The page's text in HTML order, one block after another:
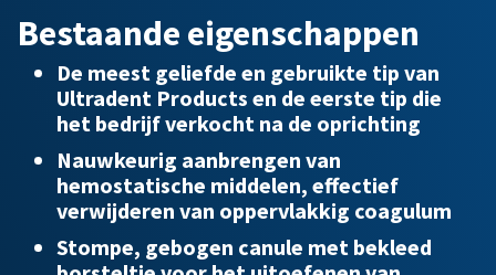
Bestaande eigenschappen
De meest geliefde en gebruikte tip van
Ultradent Products en de eerste tip die
het bedrijf verkocht na de oprichting
Nauwkeurig aanbrengen van
hemostatische middelen, effectief
verwijderen van oppervlakkig coagulum
Stompe, gebogen canule met bekleed